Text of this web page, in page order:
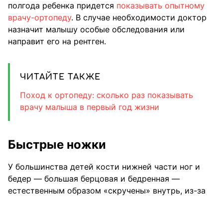
полгода ребенка придется показывать опытному
врачу-ортопеду. В случае необходимости доктор
назначит малышу особые обследования или
направит его на рентген.
ЧИТАЙТЕ ТАКЖЕ
Поход к ортопеду: сколько раз показывать
врачу малыша в первый год жизни
Быстрые ножки
У большинства детей кости нижней части ног и
бедер — большая берцовая и бедренная —
естественным образом «скручены» внутрь, из-за